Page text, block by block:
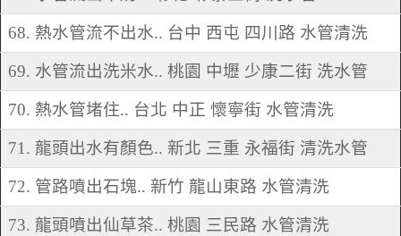
68. 熱水管流不出水.. 台中 西屯 四川路 水管清洗
69. 水管流出洗米水.. 桃園 中壢 少康二街 洗水管
70. 熱水管堵住.. 台北 中正 懷寧街 水管清洗
71. 龍頭出水有顏色.. 新北 三重 永福街 清洗水管
72. 管路噴出石塊.. 新竹 龍山東路 水管清洗
73. 龍頭噴出仙草茶.. 桃園 三民路 水管清洗